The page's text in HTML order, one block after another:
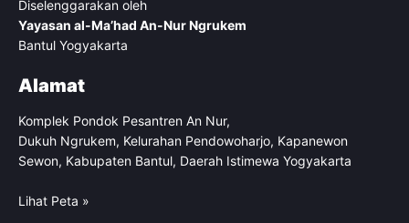
Diselenggarakan oleh
Yayasan al-Ma’had An-Nur Ngrukem
Bantul Yogyakarta
Alamat
Komplek Pondok Pesantren An Nur,
Dukuh Ngrukem, Kelurahan Pendowoharjo, Kapanewon
Sewon, Kabupaten Bantul, Daerah Istimewa Yogyakarta
Lihat Peta »